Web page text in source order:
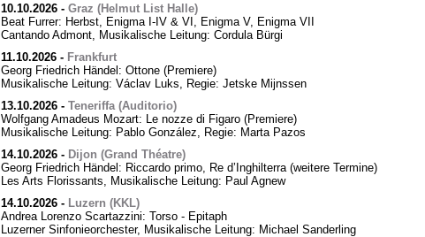
10.10.2026- Graz (Helmut List Halle)
Beat Furrer: Herbst, Enigma I-IV & VI, Enigma V, Enigma VII
Cantando Admont, Musikalische Leitung: Cordula Bürgi
11.10.2026- Frankfurt
Georg Friedrich Händel: Ottone (Premiere)
Musikalische Leitung: Václav Luks, Regie: Jetske Mijnssen
13.10.2026- Teneriffa (Auditorio)
Wolfgang Amadeus Mozart: Le nozze di Figaro (Premiere)
Musikalische Leitung: Pablo González, Regie: Marta Pazos
14.10.2026- Dijon (Grand Théatre)
Georg Friedrich Händel: Riccardo primo, Re d’Inghilterra (weitere Termine)
Les Arts Florissants, Musikalische Leitung: Paul Agnew
14.10.2026- Luzern (KKL)
Andrea Lorenzo Scartazzini: Torso - Epitaph
Luzerner Sinfonieorchester, Musikalische Leitung: Michael Sanderling